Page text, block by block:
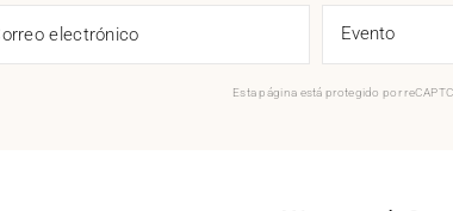
electrónico
Esta página está protegido por